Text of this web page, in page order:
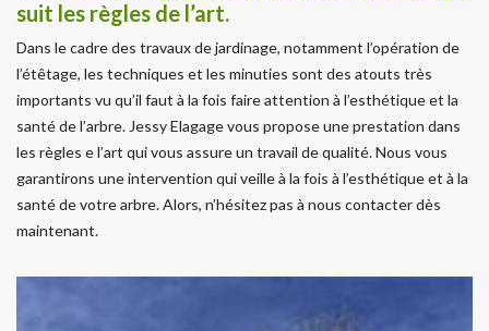
suit les règles de l’art.
Dans le cadre des travaux de jardinage, notamment l’opération de
l’étêtage, les techniques et les minuties sont des atouts très
importants vu qu’il faut à la fois faire attention à l’esthétique et la
santé de l’arbre. Jessy Elagage vous propose une prestation dans
les règles e l’art qui vous assure un travail de qualité. Nous vous
garantirons une intervention qui veille à la fois à l’esthétique et à la
santé de votre arbre. Alors, n’hésitez pas à nous contacter dès
maintenant.